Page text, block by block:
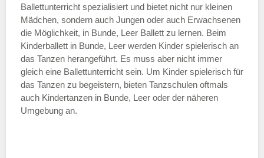
—
ÖFFNUNGSZEITEN HINZUFÜGEN
Samstag
Ballettunterricht spezialisiert und bietet nicht nur kleinen
Mädchen, sondern auch Jungen oder auch Erwachsenen
die Möglichkeit, in Bunde, Leer Ballett zu lernen. Beim
Kinderballett in Bunde, Leer werden Kinder spielerisch an
das Tanzen herangeführt. Es muss aber nicht immer
gleich eine Ballettunterricht sein. Um Kinder spielerisch für
das Tanzen zu begeistern, bieten Tanzschulen oftmals
auch Kindertanzen in Bunde, Leer oder der näheren
Umgebung an.